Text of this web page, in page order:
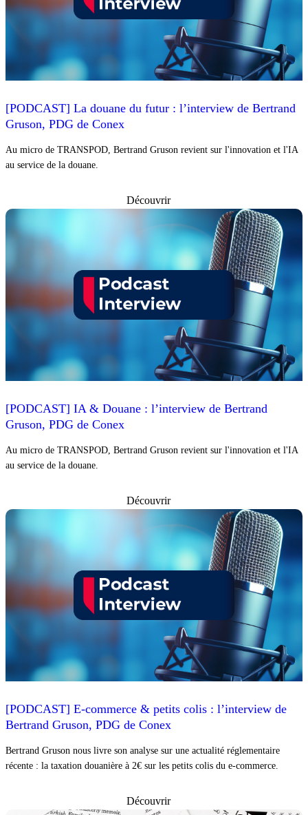
[PODCAST] La douane du futur : l’interview de Bertrand
Gruson, PDG de Conex
Au micro de TRANSPOD, Bertrand Gruson revient sur l'innovation et l'IA
au service de la douane.
Découvrir
[PODCAST] IA & Douane : l’interview de Bertrand
Gruson, PDG de Conex
Au micro de TRANSPOD, Bertrand Gruson revient sur l'innovation et l'IA
au service de la douane.
Découvrir
[PODCAST] E-commerce & petits colis : l’interview de
Bertrand Gruson, PDG de Conex
Bertrand Gruson nous livre son analyse sur une actualité réglementaire
récente : la taxation douanière à 2€ sur les petits colis du e-commerce.
Découvrir